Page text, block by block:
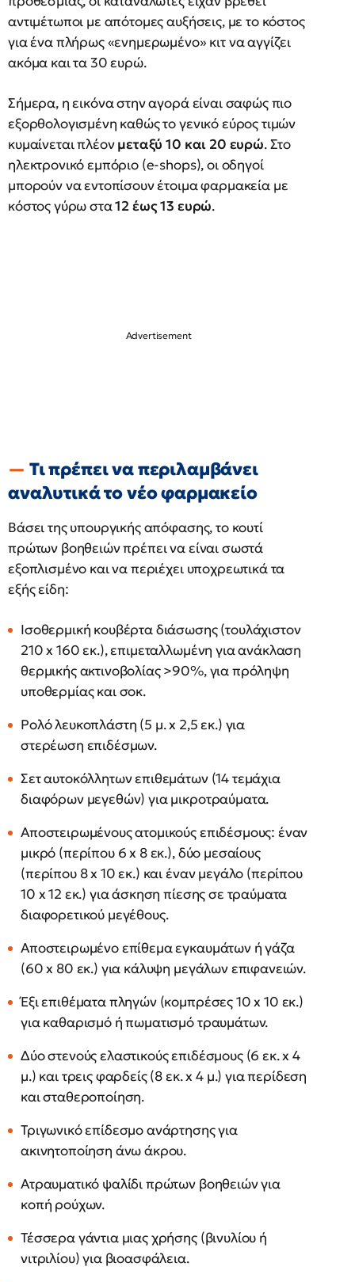
αντιμέτωποι με απότομες αυξήσεις, με το κόστος
για ένα πλήρως «ενημερωμένο» κιτ να αγγίζει
ακόμα και τα 30 ευρώ.
Σήμερα, η εικόνα στην αγορά είναι σαφώς πιο
εξορθολογισμένη καθώς το γενικό εύρος τιμών
κυμαίνεται πλέονμεταξύ 10 και 20 ευρώ. Στο
ηλεκτρονικό εμπόριο (e-shops), οι οδηγοί
μπορούν να εντοπίσουν έτοιμα φαρμακεία με
κόστος γύρω στα12 έως 13 ευρώ.
Τι πρέπει να περιλαμβάνει
αναλυτικά το νέο φαρμακείο
Βάσει της υπουργικής απόφασης, το κουτί
πρώτων βοηθειών πρέπει να είναι σωστά
εξοπλισμένο και να περιέχει υποχρεωτικά τα
εξής είδη:
Ισοθερμική κουβέρτα διάσωσης (τουλάχιστον
210 x 160 εκ.), επιμεταλλωμένη για ανάκλαση
θερμικής ακτινοβολίας >90%, για πρόληψη
υποθερμίας και σοκ.
Ρολό λευκοπλάστη (5 μ. x 2,5 εκ.) για
στερέωση επιδέσμων.
Σετ αυτοκόλλητων επιθεμάτων (14 τεμάχια
διαφόρων μεγεθών) για μικροτραύματα.
Αποστειρωμένους ατομικούς επιδέσμους: έναν
μικρό (περίπου 6 x 8 εκ.), δύο μεσαίους
(περίπου 8 x 10 εκ.) και έναν μεγάλο (περίπου
10 x 12 εκ.) για άσκηση πίεσης σε τραύματα
διαφορετικού μεγέθους.
Αποστειρωμένο επίθεμα εγκαυμάτων ή γάζα
(60 x 80 εκ.) για κάλυψη μεγάλων επιφανειών.
Έξι επιθέματα πληγών (κομπρέσες 10 x 10 εκ.)
για καθαρισμό ή πωματισμό τραυμάτων.
Δύο στενούς ελαστικούς επιδέσμους (6 εκ. x 4
μ.) και τρεις φαρδείς (8 εκ. x 4 μ.) για περίδεση
και σταθεροποίηση.
Τριγωνικό επίδεσμο ανάρτησης για
ακινητοποίηση άνω άκρου.
Ατραυματικό ψαλίδι πρώτων βοηθειών για
κοπή ρούχων.
Τέσσερα γάντια μιας χρήσης (βινυλίου ή
νιτριλίου) για βιοασφάλεια.